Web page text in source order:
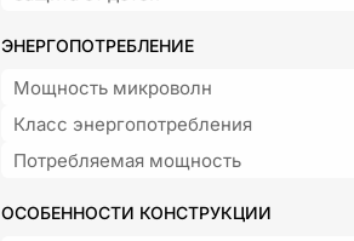
ЭНЕРГОПОТРЕБЛЕНИЕ
Мощность микроволн
Класс энергопотребления
Потребляемая мощность
ОСОБЕННОСТИ КОНСТРУКЦИИ